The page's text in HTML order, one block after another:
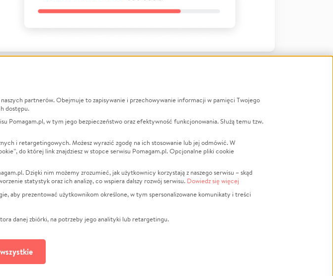
Zbieraj na
Leczenie
Zwierzęta
Pożar
Sport
Pomoc Finansowa
Pogrzeb
LGBTQ+
Powódź
Wichura
Religia
Edukacja
partnerów. Obejmuje to zapisywanie i przechowywanie informacji w pamięci Twojego
dostępu.
Pomagam.pl, w tym jego bezpieczeństwo oraz efektywność funkcjonowania. Służą temu tzw.
i retargetingowych. Możesz wyrazić zgodę na ich stosowanie lub jej odmówić. W
do której link znajdziesz w stopce serwisu Pomagam.pl. Opcjonalne pliki cookie
Dzięki nim możemy zrozumieć, jak użytkownicy korzystają z naszego serwisu – skąd
statystyk oraz ich analizę, co wspiera dalszy rozwój serwisu. Dowiedz się więcej
aby prezentować użytkownikom określone, w tym spersonalizowane komunikaty i treści
danej zbiórki, na potrzeby jego analityki lub retargetingu.